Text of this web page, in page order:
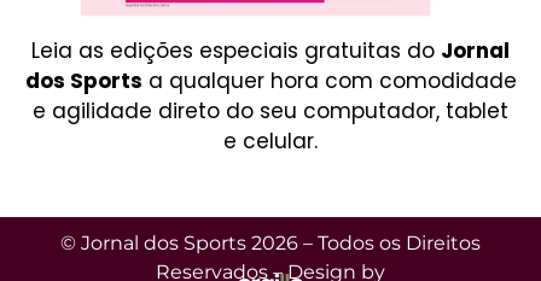
Leia as edições especiais gratuitas do Jornal
dos Sports a qualquer hora com comodidade
e agilidade direto do seu computador, tablet
e celular.
© Jornal dos Sports 2026 – Todos os Direitos
Reservados – Design by